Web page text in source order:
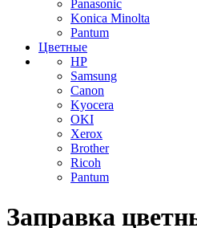
Panasonic
Konica Minolta
Pantum
Цветные
HP
Samsung
Canon
Kyocera
OKI
Xerox
Brother
Ricoh
Pantum
Заправка